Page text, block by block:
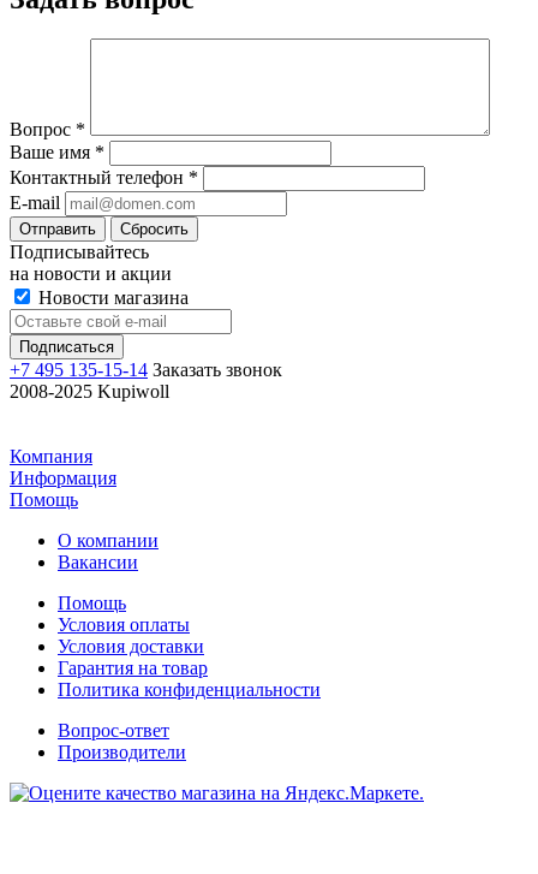
Вопрос *
Ваше имя *
Контактный телефон *
E-mail
Отправить Сбросить
Подписывайтесь
на новости и акции
Новости магазина
+7 495 135-15-14 Заказать звонок
2008-2025 Kupiwoll
Компания
Информация
Помощь
О компании
Вакансии
Помощь
Условия оплаты
Условия доставки
Гарантия на товар
Политика конфиденциальности
Вопрос-ответ
Производители